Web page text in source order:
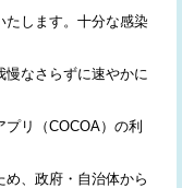
たします。十分な感染
慢なさらずに速やかに
プリ（COCOA）の利
、政府・自治体から